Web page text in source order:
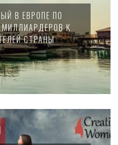
В ЕВРОПЕ ПО
К
СТРАНЫ